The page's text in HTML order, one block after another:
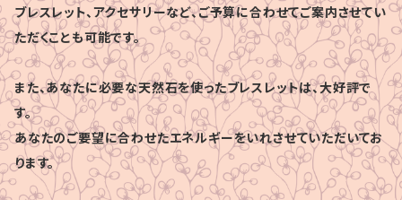
ブレスレット、アクセサリーなど、ご予算に合わせてご案内させてい
ただくことも可能です。
また、あなたに必要な天然石を使ったブレスレットは、大好評で
す。
あなたのご要望に合わせたエネルギーをいれさせていただいてお
ります。